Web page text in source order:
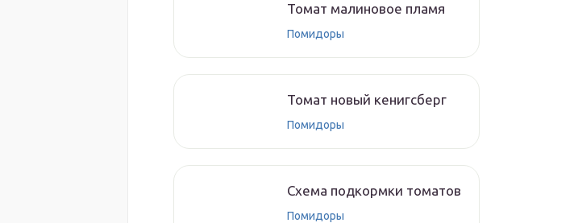
Томат малиновое пламя
Помидоры
Томат новый кенигсберг
Помидоры
Схема подкормки томатов
Помидоры